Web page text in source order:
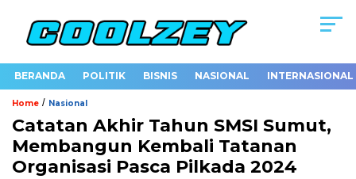
BERANDA POLITIK BISNIS NASIONAL INTERNASIONAL
Home / Nasional
Catatan Akhir Tahun SMSI Sumut,
Membangun Kembali Tatanan
Organisasi Pasca Pilkada 2024